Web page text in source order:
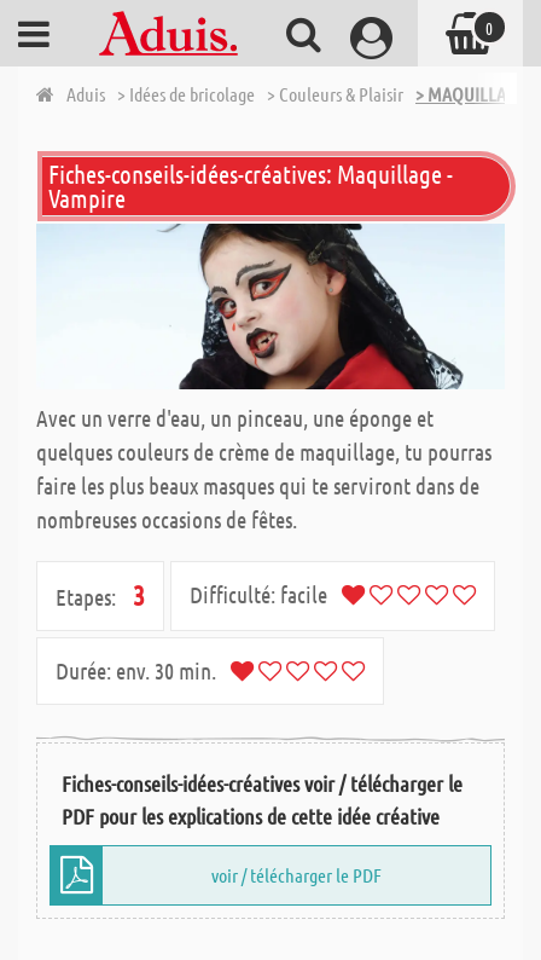
Aduis > Idées de bricolage > Couleurs & Plaisir > MAQUILLAGE
Fiches-conseils-idées-créatives: Maquillage -
Vampire
Avec un verre d'eau, un pinceau, une éponge et
quelques couleurs de crème de maquillage, tu pourras
faire les plus beaux masques qui te serviront dans de
nombreuses occasions de fêtes.
Etapes: 3 Difficulté: facile
Durée: env. 30 min.
Fiches-conseils-idées-créatives voir / télécharger le
PDF pour les explications de cette idée créative
voir / télécharger le PDF
0